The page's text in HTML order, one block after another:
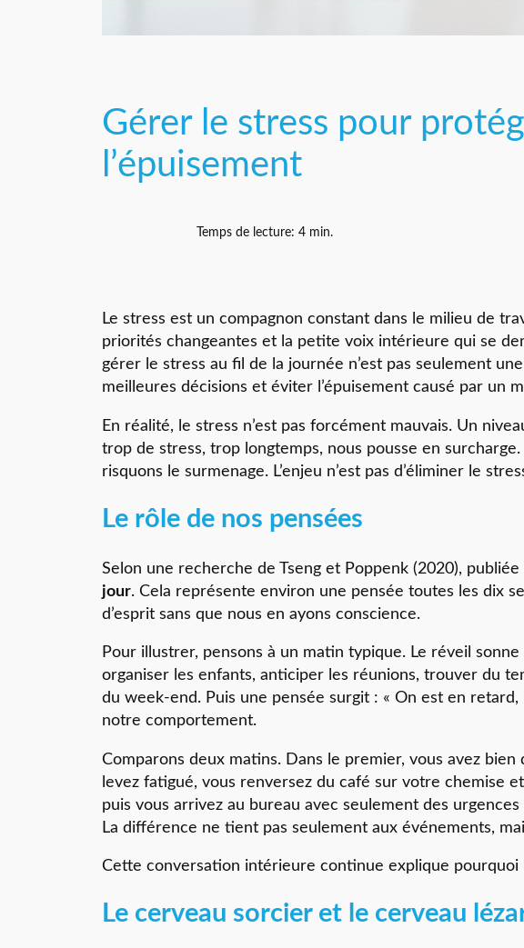
Gérer le stress pour
l’épuisement
Temps de lecture: 4 min.
Le stress est un compagnon constant dans le milieu de
priorités changeantes et la petite voix intérieure qui se
gérer le stress au fil de la journée n’est pas seulement
meilleures décisions et éviter l’épuisement causé par un
En réalité, le stress n’est pas forcément mauvais. Un
trop de stress, trop longtemps, nous pousse en
risquons le surmenage. L’enjeu n’est pas d’éliminer le
Le rôle de nos pensées
Selon une recherche de Tseng et Poppenk (2020), publiée
jour. Cela représente environ une pensée toutes les dix
d’esprit sans que nous en ayons conscience.
Pour illustrer, pensons à un matin typique. Le réveil
organiser les enfants, anticiper les réunions, trouver du
du week-end. Puis une pensée surgit : « On est en
notre comportement.
Comparons deux matins. Dans le premier, vous avez
levez fatigué, vous renversez du café sur votre chemise
puis vous arrivez au bureau avec seulement des
La différence ne tient pas seulement aux événements,
Cette conversation intérieure continue explique pourquoi
Le cerveau sorcier et le cerveau